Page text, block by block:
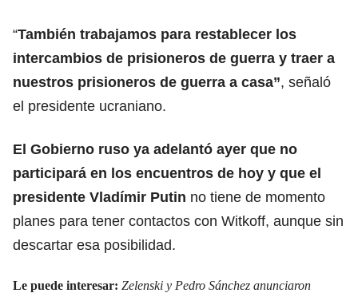
“También trabajamos para restablecer los
intercambios de prisioneros de guerra y traer a
nuestros prisioneros de guerra a casa”, señaló
el presidente ucraniano.
El Gobierno ruso ya adelantó ayer que no
participará en los encuentros de hoy y que el
presidente Vladímir Putin no tiene de momento
planes para tener contactos con Witkoff, aunque sin
descartar esa posibilidad.
Le puede interesar: Zelenski y Pedro Sánchez anunciaron